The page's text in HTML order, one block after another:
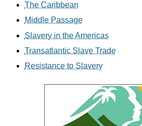
The Caribbean
Middle Passage
Slavery in the Americas
Transatlantic Slave Trade
Resistance to Slavery